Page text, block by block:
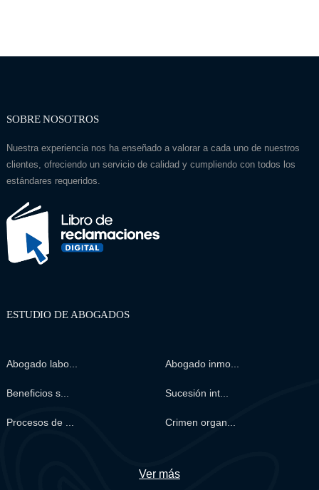
SOBRE NOSOTROS
Nuestra experiencia nos ha enseñado a valorar a cada uno de nuestros
clientes, ofreciendo un servicio de calidad y cumpliendo con todos los
estándares requeridos.
ESTUDIO DE ABOGADOS
Abogado labo... Abogado inmo...
Beneficios s... Sucesión int...
Procesos de ... Crimen organ...
Ver más